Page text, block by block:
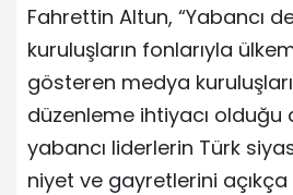
Fahrettin Altun, “Yabancı
kuruluşların fonlarıyla
gösteren medya
düzenleme ihtiyacı olduğu
yabancı liderlerin Türk
niyet ve gayretlerini